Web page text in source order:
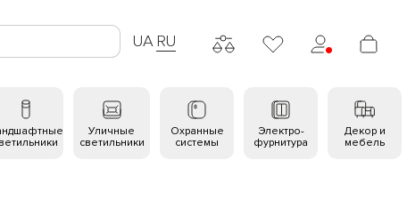
UA RU
Уличные
светильники
Охранные
системы
Электро-
фурнитура
Декор и
мебель